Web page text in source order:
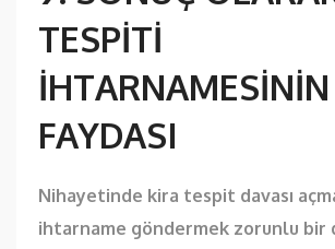
TESPİTİ
İHTARNAMESİNİN
FAYDASI
Nihayetinde kira tespit davası
ihtarname göndermek zorunlu bir